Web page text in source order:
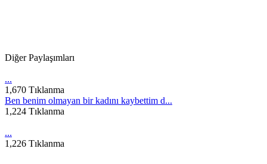
Diğer Paylaşımları
...
1,670 Tıklanma
Ben benim olmayan bir kadını kaybettim d...
1,224 Tıklanma
...
1,226 Tıklanma